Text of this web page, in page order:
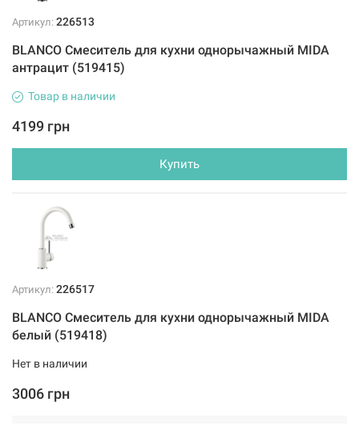
Артикул: 226513
BLANCO Смеситель для кухни однорычажный MIDA
антрацит (519415)
Товар в наличии
4199 грн
Купить
Артикул: 226517
BLANCO Смеситель для кухни однорычажный MIDA
белый (519418)
Нет в наличии
3006 грн